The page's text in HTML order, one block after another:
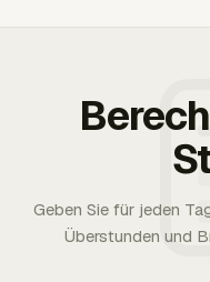
Geben Sie für jeden
Überstunden und